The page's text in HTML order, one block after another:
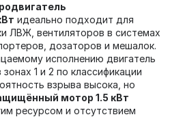
идеально подходит для
ЛВЖ, вентиляторов в системах
дозаторов и мешалок.
исполнению двигатель
1 и 2 по классификации
взрыва высока, но
мотор 1.5 кВт
ресурсом и отсутствием